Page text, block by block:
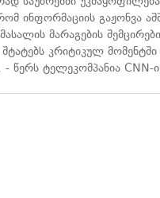
ინფორმაციის გაჟონვა
მარაგების
კრიტიკულ მომენტში
- წერს ტელეკომპანია CNN-